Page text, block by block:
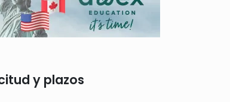
y plazos